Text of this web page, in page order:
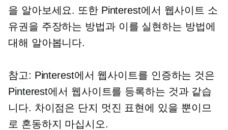
을 알아보세요. 또한 Pinterest에서 웹사이트 소
유권을 주장하는 방법과 이를 실현하는 방법에
대해 알아봅니다.
참고: Pinterest에서 웹사이트를 인증하는 것은
Pinterest에서 웹사이트를 등록하는 것과 같습
니다. 차이점은 단지 멋진 표현에 있을 뿐이므
로 혼동하지 마십시오.